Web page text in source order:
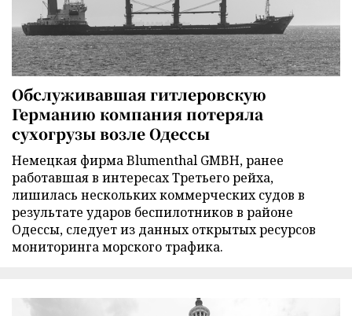
Обслуживавшая гитлеровскую
Германию компания потеряла
сухогрузы возле Одессы
Немецкая фирма Blumenthal GMBH, ранее
работавшая в интересах Третьего рейха,
лишилась нескольких коммерческих судов в
результате ударов беспилотников в районе
Одессы, следует из данных открытых ресурсов
мониторинга морского трафика.